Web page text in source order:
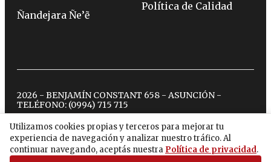
Utilizamos cookies propias y terceros para mejorar tu
experiencia de navegación y analizar nuestro tráfico. Al
continuar navegando, aceptás nuestra Política de privacidad.
Ñandejara Ñe’ẽ
Política de Calidad
2026 - BENJAMÍN CONSTANT 658 - ASUNCIÓN -
TELÉFONO: (0994) 715 715
twitterinstagram
facebook
tiktokyoutubespotify